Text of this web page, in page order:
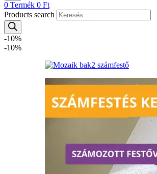
0 Termék 0 Ft
Products search
-10%
-10%